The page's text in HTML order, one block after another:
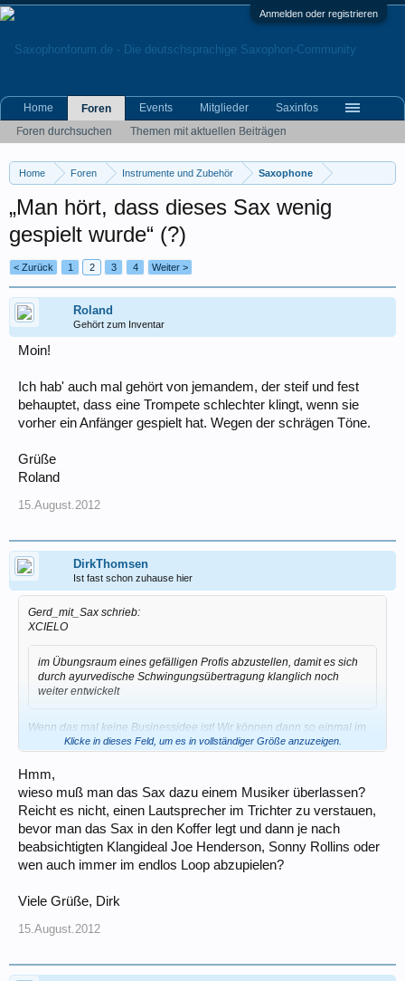
Anmelden oder registrieren
Home Foren Instrumente und Zubehör Saxophone
„Man hört, dass dieses Sax wenig
gespielt wurde“ (?)
< Zurück 1 2 3 4 Weiter >
Roland
Gehört zum Inventar
Moin!
Ich hab' auch mal gehört von jemandem, der steif und fest
behauptet, dass eine Trompete schlechter klingt, wenn sie
vorher ein Anfänger gespielt hat. Wegen der schrägen Töne.
Grüße
Roland
15.August.2012
DirkThomsen
Ist fast schon zuhause hier
Gerd_mit_Sax schrieb:
XCIELO
im Übungsraum eines gefälligen Profis abzustellen, damit es sich
durch ayurvedische Schwingungsübertragung klanglich noch
weiter entwickelt
Wenn das mal keine Businessidee ist! Wir können dann so einmal im
Jahr unser Sax eine Woche zur Beschallung schicken...
Gerd
Klicke in dieses Feld, um es in vollständiger Größe anzuzeigen.
Hmm,
wieso muß man das Sax dazu einem Musiker überlassen?
Reicht es nicht, einen Lautsprecher im Trichter zu verstauen,
bevor man das Sax in den Koffer legt und dann je nach
beabsichtigten Klangideal Joe Henderson, Sonny Rollins oder
wen auch immer im endlos Loop abzupielen?
Viele Grüße, Dirk
15.August.2012
Home
Foren
Foren durchsuchen
Themen mit aktuellen Beiträgen
Events Mitglieder Saxinfos